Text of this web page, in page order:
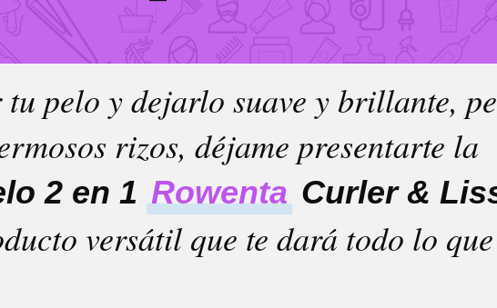
pelo y dejarlo suave y brillante,
rizos, déjame presentarte la
2 en 1 Rowenta Curler &
versátil que te dará todo lo que